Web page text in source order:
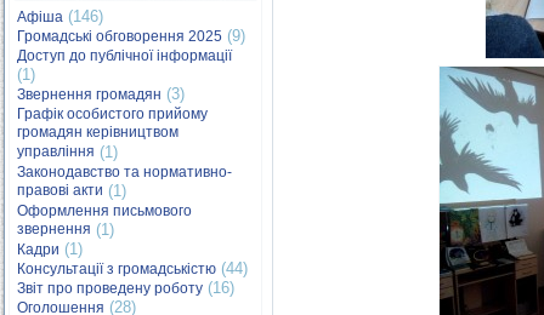
Афіша (146)
Громадські обговорення 2025 (9)
Доступ до публічної інформації
(1)
Звернення громадян (3)
Графік особистого прийому
громадян керівництвом
управління (1)
Законодавство та нормативно-
правові акти (1)
Оформлення письмового
звернення (1)
Кадри (1)
Консультації з громадськістю (44)
Звіт про проведену роботу (16)
Оголошення (28)